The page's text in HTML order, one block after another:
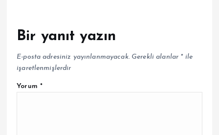
Bir yanıt yazın
E-posta adresiniz yayınlanmayacak. Gerekli alanlar *ile
işaretlenmişlerdir
Yorum *